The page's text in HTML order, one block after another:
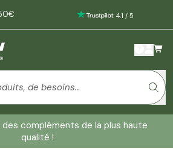
: 4.1 / 5
compléments de la plus haute
qualité !